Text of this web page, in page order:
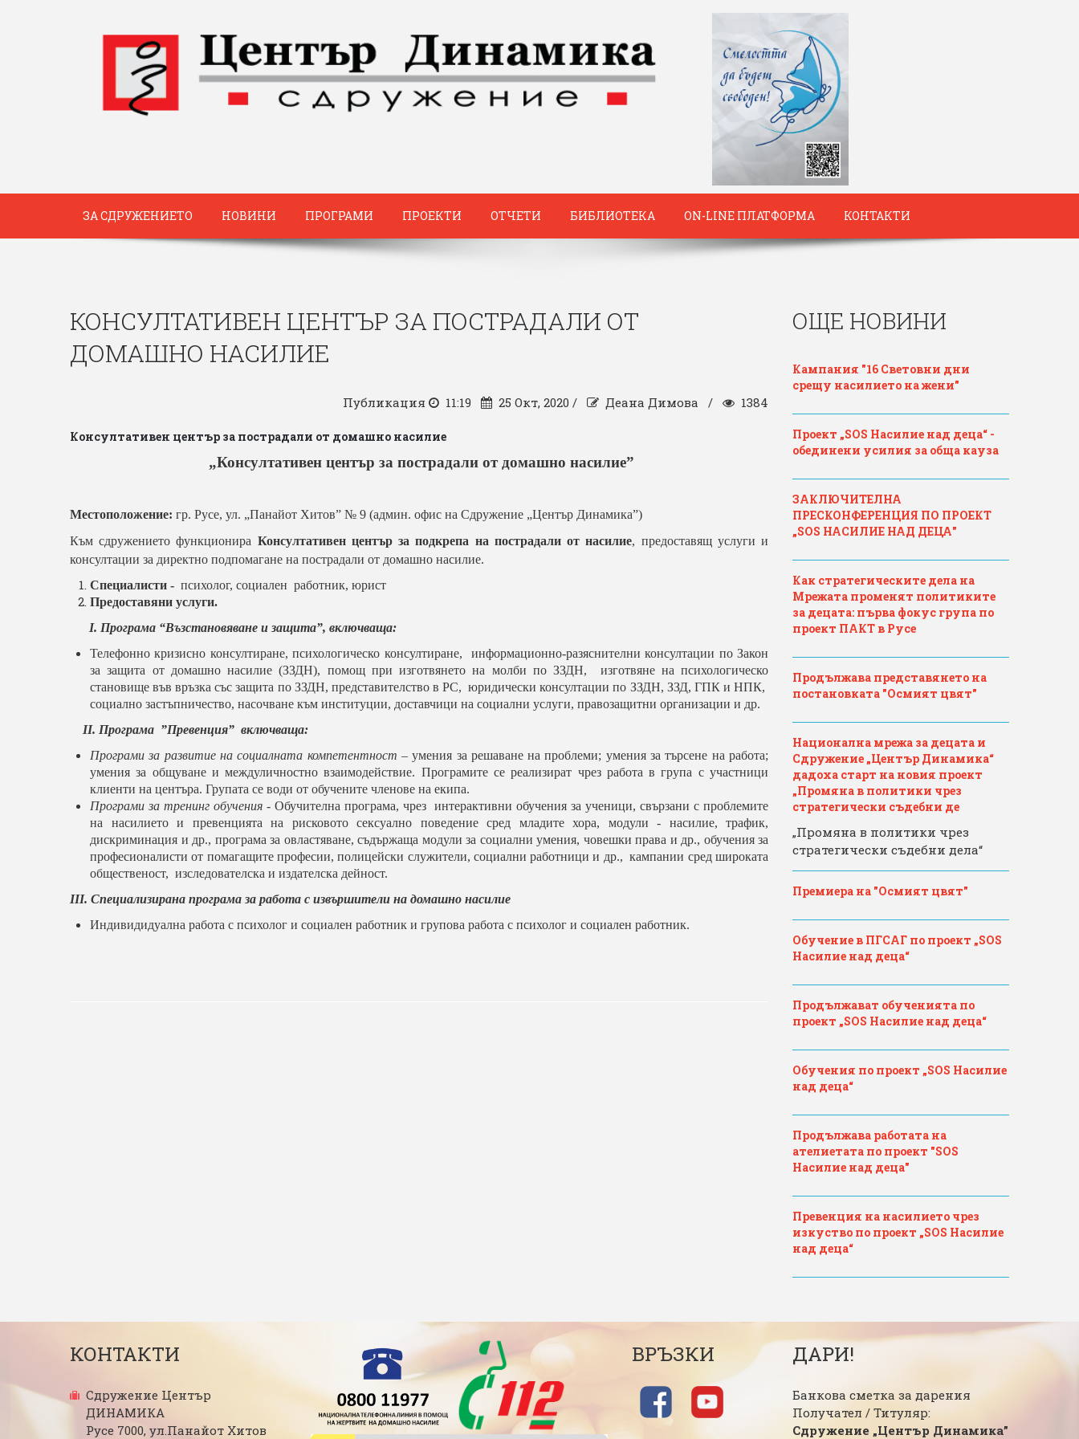
ЗА СДРУЖЕНИЕТО НОВИНИ ПРОГРАМИ ПРОЕКТИ ОТЧЕТИ БИБЛИОТЕКА ON-LINE ПЛАТФОРМА КОНТАКТИ
КОНСУЛТАТИВЕН ЦЕНТЪР ЗА ПОСТРАДАЛИ ОТ
ДОМАШНО НАСИЛИЕ
Публикация 11:19 25 Окт, 2020 / Деана Димова / 1384
Консултативен център за пострадали от домашно насилие
„Консултативен център за пострадали от домашно насилие”
Местоположение: гр. Русе, ул. „Панайот Хитов” № 9 (админ. офис на Сдружение „Център Динамика”)
Към сдружението функционира Консултативен център за подкрепа на пострадали от насилие, предоставящ услуги и
консултации за директно подпомагане на пострадали от домашно насилие.
Специалисти - психолог, социален работник, юрист
Предоставяни услуги.
І. Програма “Възстановяване и защита”, включваща:
Телефонно кризисно консултиране,психологическо консултиране, информационно-разяснителни консултации по Закон
за защита от домашно насилие (ЗЗДН), помощ при изготвянето на молби по ЗЗДН, изготвяне на психологическо
становище във връзка със защита по ЗЗДН, представителство в РС, юридически консултации по ЗЗДН, ЗЗД, ГПК и НПК,
социално застъпничество, насочване към институции, доставчици на социални услуги, правозащитни организации и др.
ІІ. Програма ”Превенция” включваща:
Програми за развитие на социалната компетентност – умения за решаване на проблеми; умения за търсене на работа;
умения за общуване и междуличностно взаимодействие. Програмите се реализират чрез работа в група с участници
клиенти на центъра. Групата се води от обучените членове на екипа.
Програми за тренинг обучения - Обучителна програма, чрез интерактивни обучения за ученици, свързани с проблемите
на насилието и превенцията на рисковото сексуално поведение сред младите хора, модули - насилие, трафик,
дискриминация и др., програма за овластяване, съдържаща модули за социални умения, човешки права и др., обучения за
професионалисти от помагащите професии, полицейски служители, социални работници и др., кампании сред широката
общественост, изследователска и издателска дейност.
ІІІ. Специализирана програма за работа с извършители на домашно насилие
Индивидидуална работа с психолог и социален работник и групова работа с психолог и социален работник.
ОЩЕ НОВИНИ
Кампания "16 Световни дни
срещу насилието на жени"
Проект „SOS Насилие над деца“ -
обединени усилия за обща кауза
ЗАКЛЮЧИТЕЛНА
ПРЕСКОНФЕРЕНЦИЯ ПО ПРОЕКТ
„SOS НАСИЛИЕ НАД ДЕЦА"
Как стратегическите дела на
Мрежата променят политиките
за децата: първа фокус група по
проект ПАКТ в Русе
Продължава представянето на
постановката "Осмият цвят"
Национална мрежа за децата и
Сдружение „Център Динамика“
дадоха старт на новия проект
„Промяна в политики чрез
стратегически съдебни де
„Промяна в политики чрез
стратегически съдебни дела“
Премиера на "Осмият цвят"
Обучение в ПГСАГ по проект „SOS
Насилие над деца“
Продължават обученията по
проект „SOS Насилие над деца“
Обучения по проект „SOS Насилие
над деца“
Продължава работата на
ателиетата по проект "SOS
Насилие над деца"
Превенция на насилието чрез
изкуство по проект „SOS Насилие
над деца“
КОНТАКТИ
Сдружение Център
ДИНАМИКА
Русе 7000, ул.Панайот Хитов
ВРЪЗКИ ДАРИ!
Банкова сметка за дарения
Получател / Титуляр:
Сдружение „Център Динамика”